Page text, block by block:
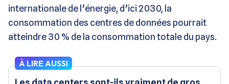
internationale de l’énergie, d’ici 2030, la
consommation des centres de données pourrait
atteindre 30 % de la consommation totale du pays.
À LIRE AUSSI